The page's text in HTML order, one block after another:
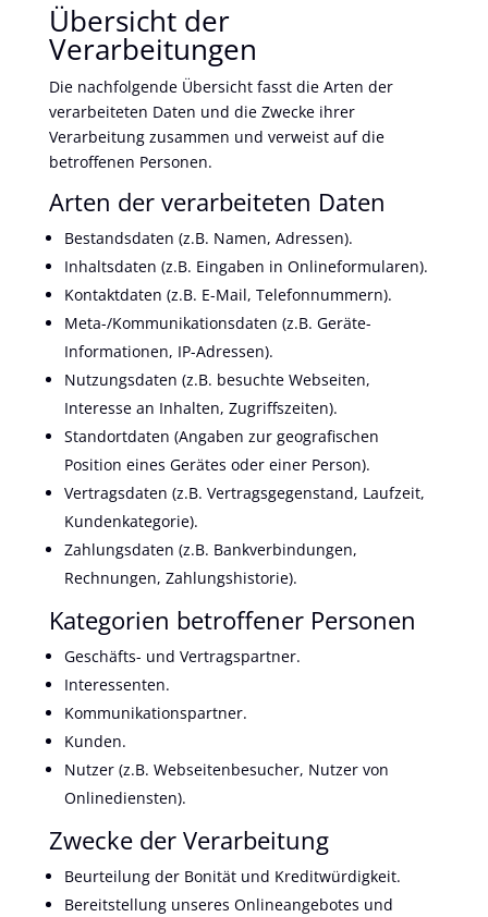
Übersicht der
Verarbeitungen
Die nachfolgende Übersicht fasst die Arten der
verarbeiteten Daten und die Zwecke ihrer
Verarbeitung zusammen und verweist auf die
betroffenen Personen.
Arten der verarbeiteten Daten
Bestandsdaten (z.B. Namen, Adressen).
Inhaltsdaten (z.B. Eingaben in Onlineformularen).
Kontaktdaten (z.B. E-Mail, Telefonnummern).
Meta-/Kommunikationsdaten (z.B. Geräte-
Informationen, IP-Adressen).
Nutzungsdaten (z.B. besuchte Webseiten,
Interesse an Inhalten, Zugriffszeiten).
Standortdaten (Angaben zur geografischen
Position eines Gerätes oder einer Person).
Vertragsdaten (z.B. Vertragsgegenstand, Laufzeit,
Kundenkategorie).
Zahlungsdaten (z.B. Bankverbindungen,
Rechnungen, Zahlungshistorie).
Kategorien betroffener Personen
Geschäfts- und Vertragspartner.
Interessenten.
Kommunikationspartner.
Kunden.
Nutzer (z.B. Webseitenbesucher, Nutzer von
Onlinediensten).
Zwecke der Verarbeitung
Beurteilung der Bonität und Kreditwürdigkeit.
Bereitstellung unseres Onlineangebotes und